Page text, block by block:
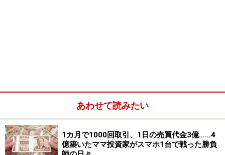
会社や取引先の業績の動向をつかむことができますし、
転職の際にも将来性のある企業かどうかを見極めるのに
一役買ってくれることでしょう。
あわせて読みたい
1カ月で1000回取引、1日の売買代金3億……4
億築いたママ投資家がスマホ1台で戦った勝負